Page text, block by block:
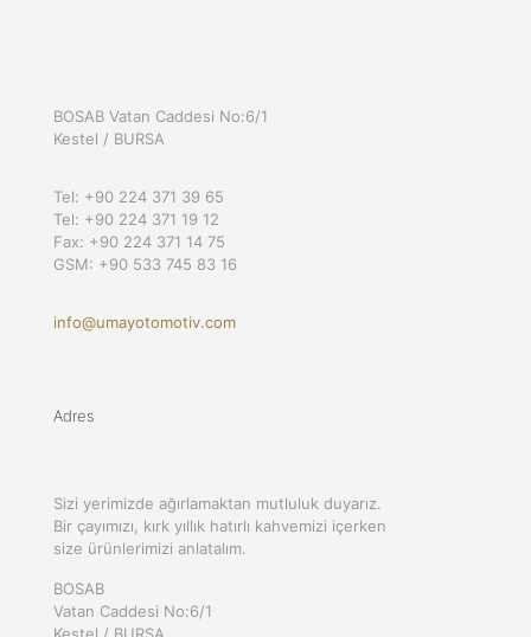
BOSAB Vatan Caddesi No:6/1
Kestel / BURSA
Tel: +90 224 371 39 65
Tel: +90 224 371 19 12
Fax: +90 224 371 14 75
GSM: +90 533 745 83 16
info@umayotomotiv.com
Adres
Sizi yerimizde ağırlamaktan mutluluk duyarız.
Bir çayımızı, kırk yıllık hatırlı kahvemizi içerken
size ürünlerimizi anlatalım.
BOSAB
Vatan Caddesi No:6/1